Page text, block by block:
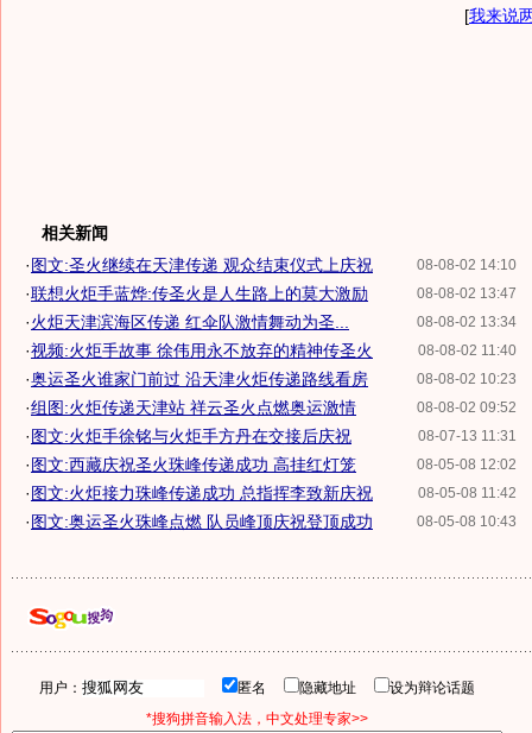
[我来说
相关新闻
08-08-02 14:10
·图文:圣火继续在天津传递 观众结束仪式上庆祝
08-08-02 13:47
·联想火炬手蓝烨:传圣火是人生路上的莫大激励
08-08-02 13:34
·火炬天津滨海区传递 红伞队激情舞动为圣...
08-08-02 11:40
·视频:火炬手故事 徐伟用永不放弃的精神传圣火
08-08-02 10:23
·奥运圣火谁家门前过 沿天津火炬传递路线看房
08-08-02 09:52
·组图:火炬传递天津站 祥云圣火点燃奥运激情
08-07-13 11:31
·图文:火炬手徐铭与火炬手方丹在交接后庆祝
08-05-08 12:02
·图文:西藏庆祝圣火珠峰传递成功 高挂红灯笼
08-05-08 11:42
·图文:火炬接力珠峰传递成功 总指挥李致新庆祝
08-05-08 10:43
·图文:奥运圣火珠峰点燃 队员峰顶庆祝登顶成功
用户： 匿名 隐藏地址
设为辩论话题
*搜狗拼音输入法，中文处理专家>>